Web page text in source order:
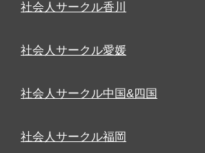
社会人サークル香川
社会人サークル愛媛
社会人サークル中国&四国
社会人サークル福岡